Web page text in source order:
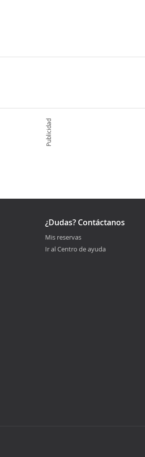
Publicidad
¿Dudas? Contáctanos
Mis reservas
Ir al Centro de ayuda